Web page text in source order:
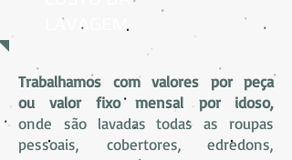
LAVAGEM
Trabalhamos com valores por peça
ou valor fixo mensal por idoso,
onde são lavadas todas as roupas
pessoais, cobertores, edredons,